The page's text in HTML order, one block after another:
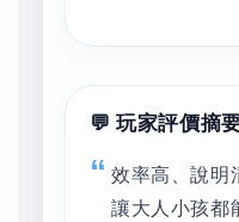
💬 玩家評價摘
效率高、說明
讓大人小孩都